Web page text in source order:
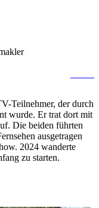
Teilnehmer, der durch
wurde. Er trat dort mit
Die beiden führten
ausgetragen
2024 wanderte
zu starten.